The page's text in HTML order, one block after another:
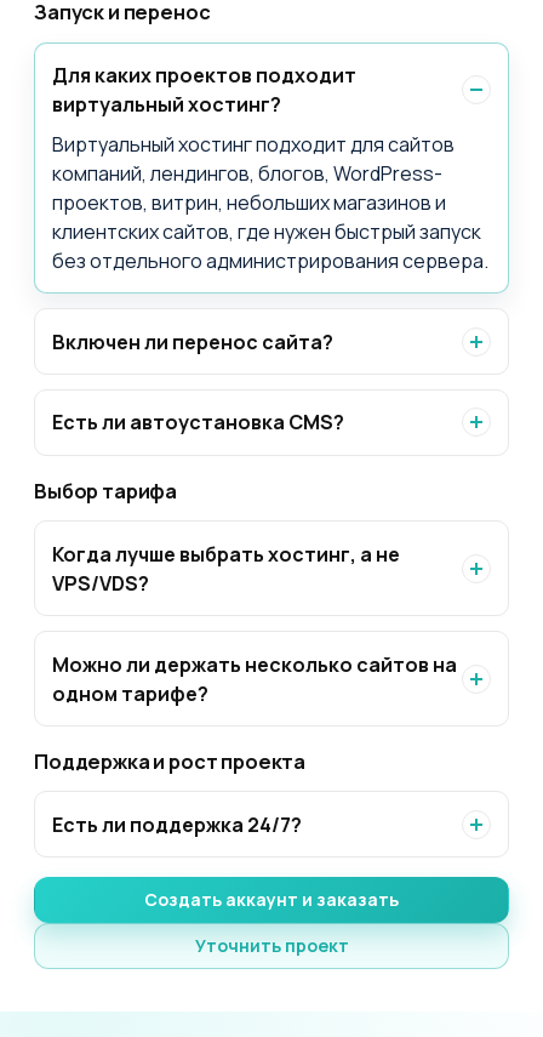
Запуск и перенос
Для каких проектов подходит
виртуальный хостинг?
Виртуальный хостинг подходит для сайтов
компаний, лендингов, блогов, WordPress-
проектов, витрин, небольших магазинов и
клиентских сайтов, где нужен быстрый запуск
без отдельного администрирования сервера.
Включен ли перенос сайта?
Есть ли автоустановка CMS?
Выбор тарифа
Когда лучше выбрать хостинг, а не
VPS/VDS?
Можно ли держать несколько сайтов на
одном тарифе?
Поддержка и рост проекта
Есть ли поддержка 24/7?
Создать аккаунт и заказать
Уточнить проект